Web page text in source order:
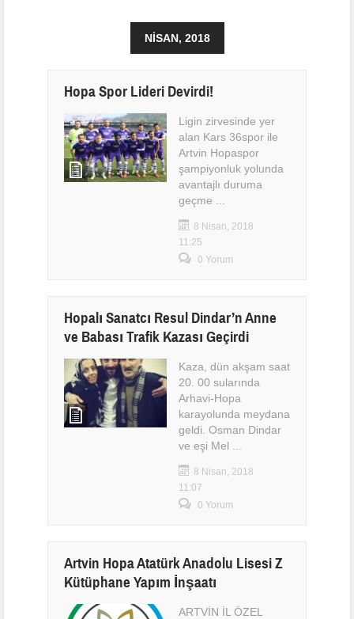
NISAN, 2018
Hopa Spor Lideri Devirdi!
Ligin zirvesinde yer
alan Kars 36spor ile
Artvin Hopaspor
şampiyonluk yolunda
avantajlı duruma
geçme ...
8 Nisan, 2018
11:25
0 Yorum
Hopalı Sanatcı Resul Dindar’n Anne
ve Babası Trafik Kazası Geçirdi
Kaza, dün akşam saat
20. 00 sularında
Arhavi-Hopa
karayolunda meydana
geldi. Osman Dindar
ve eşi Mel ...
8 Nisan, 2018
11:07
0 Yorum
Artvin Hopa Atatürk Anadolu Lisesi Z
Kütüphane Yapım İnşaatı
ARTVİN İL ÖZEL